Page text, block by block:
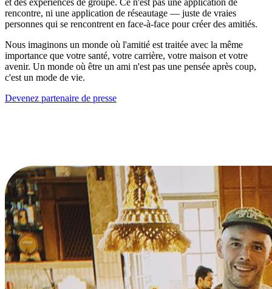
et des expériences de groupe. Ce n'est pas une application de
rencontre, ni une application de réseautage — juste de vraies
personnes qui se rencontrent en face-à-face pour créer des amitiés.
Nous imaginons un monde où l'amitié est traitée avec la même
importance que votre santé, votre carrière, votre maison et votre
avenir. Un monde où être un ami n'est pas une pensée après coup,
c'est un mode de vie.
Devenez partenaire de presse